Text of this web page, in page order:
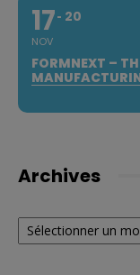
17
NOV
20
FORMNEXT –
Archives
Archives